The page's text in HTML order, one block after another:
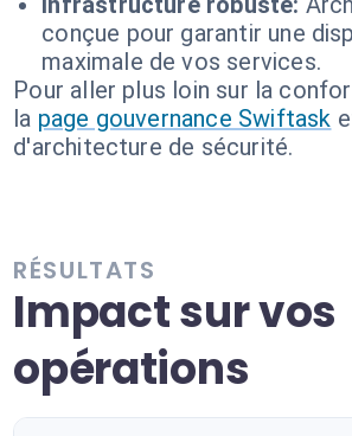
conçue pour garantir une
maximale de vos services.
Pour aller plus loin sur la
la page gouvernance Swiftask
d'architecture de sécurité.
RÉSULTATS
Impact sur vos
opérations